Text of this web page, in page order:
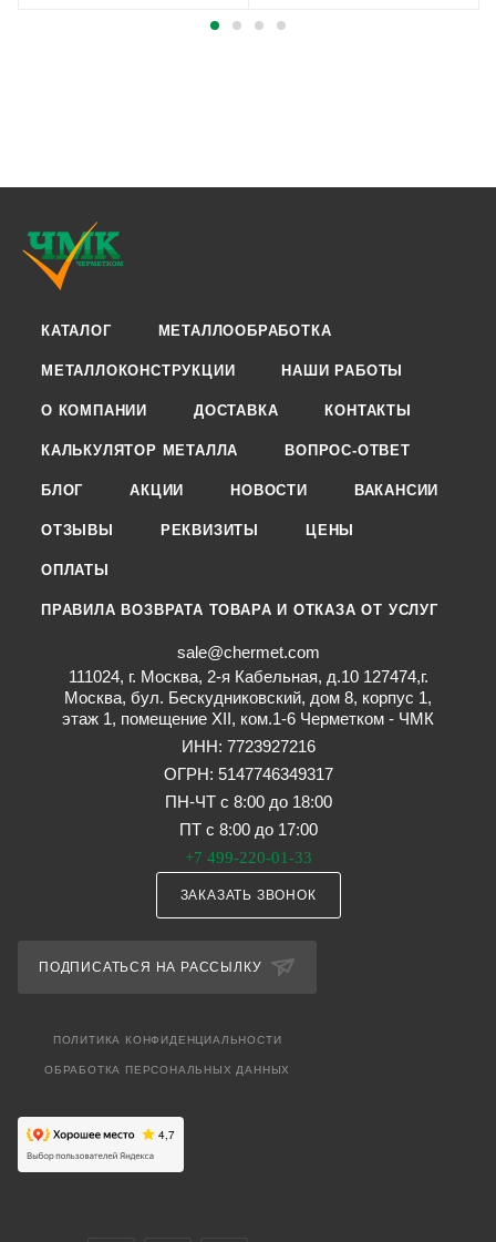
КАТАЛОГ МЕТАЛЛООБРАБОТКА
МЕТАЛЛОКОНСТРУКЦИИ НАШИ РАБОТЫ
О КОМПАНИИ ДОСТАВКА КОНТАКТЫ
КАЛЬКУЛЯТОР МЕТАЛЛА ВОПРОС-ОТВЕТ
БЛОГ АКЦИИ НОВОСТИ ВАКАНСИИ
ОТЗЫВЫ РЕКВИЗИТЫ ЦЕНЫ
ОПЛАТЫ
ПРАВИЛА ВОЗВРАТА ТОВАРА И ОТКАЗА ОТ УСЛУГ
sale@chermet.com
111024, г. Москва, 2-я Кабельная, д.10 127474,г.
Москва, бул. Бескудниковский, дом 8, корпус 1,
этаж 1, помещение XII, ком.1-6 Черметком - ЧМК
ИНН: 7723927216
ОГРН: 5147746349317
ПН-ЧТ с 8:00 до 18:00
ПТ с 8:00 до 17:00
+7 499-220-01-33
ЗАКАЗАТЬ ЗВОНОК
ПОДПИСАТЬСЯ НА РАССЫЛКУ
ПОЛИТИКА КОНФИДЕНЦИАЛЬНОСТИ
ОБРАБОТКА ПЕРСОНАЛЬНЫХ ДАННЫХ